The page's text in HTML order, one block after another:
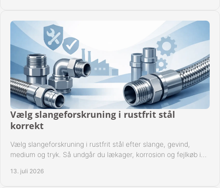
Vælg slangeforskruning i rustfrit stål
korrekt
Vælg slangeforskruning i rustfrit stål efter slange, gevind,
medium og tryk. Så undgår du lækager, korrosion og fejlkøb i
13. juli 2026